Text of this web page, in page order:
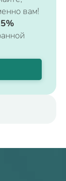
вам!